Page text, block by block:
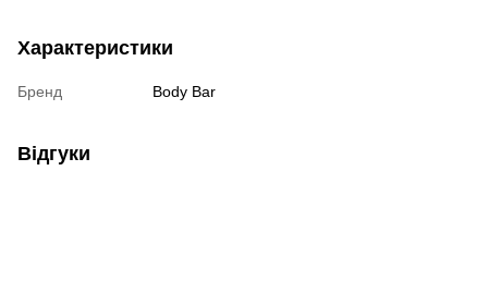
Характеристики
Бренд Body Bar
Відгуки